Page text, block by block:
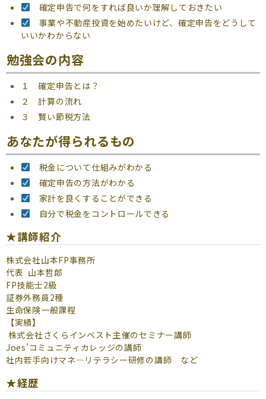
確定申告で何をすれば良いか理解しておきたい
事業や不動産投資を始めたいけど、確定申告をどうして
いいかわからない
勉強会の内容
１ 確定申告とは？
２ 計算の流れ
３ 賢い節税方法
あなたが得られるもの
税金について仕組みがわかる
確定申告の方法がわかる
家計を良くすることができる
自分で税金をコントロールできる
★講師紹介
株式会社山本FP事務所
代表 山本哲郎
FP技能士2級
証券外務員2種
生命保険一般課程
【実績】
株式会社さくらインベスト主催のセミナー講師
Joes’コミュニティカレッジの講師
社内若手向けマネ―リテラシー研修の講師 など
★経歴